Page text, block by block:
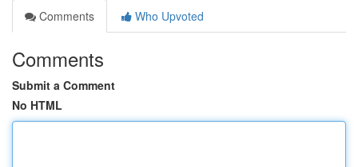
Comments
Who Upvoted
Comments
Submit a Comment
No HTML